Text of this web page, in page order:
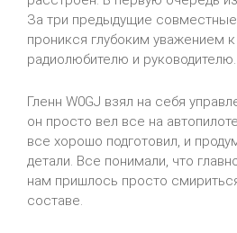
За три предыдущие совместные
проникся глубоким уважением
радиолюбителю и руководителю.
Гленн W0GJ взял на себя
он просто вел все на
все хорошо подготовил, и
детали. Все понимали, что
нам пришлось просто
составе.